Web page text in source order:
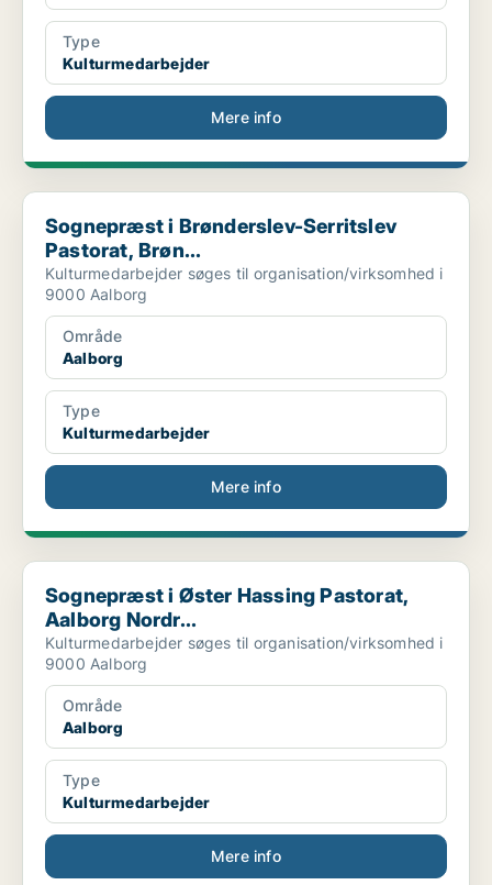
Type
Kulturmedarbejder
Mere info
Sognepræst i Brønderslev-Serritslev Pastorat, Brøn...
Sognepræst i Brønderslev-Serritslev
Pastorat, Brøn...
Kulturmedarbejder søges til organisation/virksomhed i
9000 Aalborg
Område
Aalborg
Type
Kulturmedarbejder
Mere info
Sognepræst i Øster Hassing Pastorat, Aalborg Nordr...
Sognepræst i Øster Hassing Pastorat,
Aalborg Nordr...
Kulturmedarbejder søges til organisation/virksomhed i
9000 Aalborg
Område
Aalborg
Type
Kulturmedarbejder
Mere info